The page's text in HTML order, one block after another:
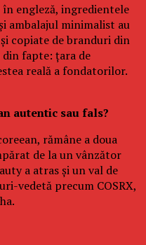
în engleză, ingredientele
ambalajul minimalist au
copiate de branduri din
din fapte: țara de
reală a fondatorilor.
autentic sau fals?
rămâne a doua
de la un vânzător
a atras și un val de
vedetă precum COSRX,